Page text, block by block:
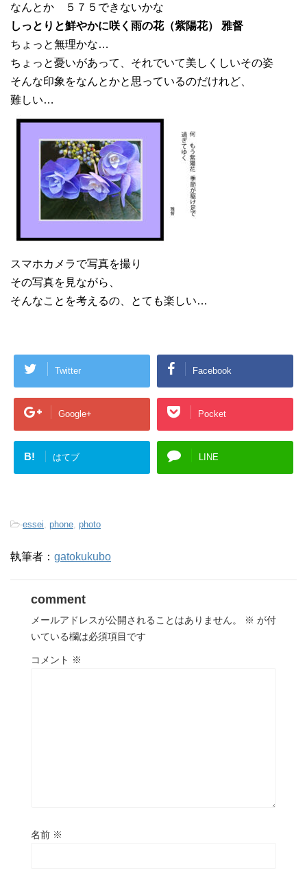
なんとか ５７５できないかな
しっとりと鮮やかに咲く雨の花（紫陽花） 雅督
ちょっと無理かな…
ちょっと憂いがあって、それでいて美しくしいその姿
そんな印象をなんとかと思っているのだけれど、
難しい…
スマホカメラで写真を撮り
その写真を見ながら、
そんなことを考えるの、とても楽しい…
Twitter Facebook
Google+ Pocket
B! はてブ LINE
-essei phone photo
執筆者： gatokukubo
comment
メールアドレスが公開されることはありません。 ※ が付
いている欄は必須項目です
コメント ※
名前 ※